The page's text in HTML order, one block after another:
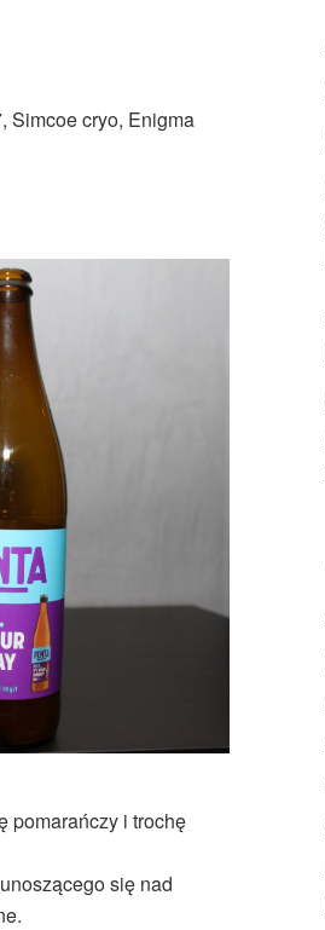
Simcoe cryo, Enigma
pomarańczy i trochę
się nad